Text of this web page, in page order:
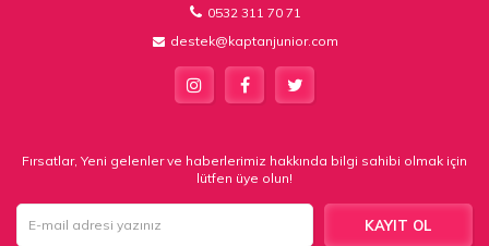
0532 311 70 71
destek@kaptanjunior.com
Fırsatlar, Yeni gelenler ve haberlerimiz hakkında bilgi sahibi olmak için
lütfen üye olun!
KAYIT OL